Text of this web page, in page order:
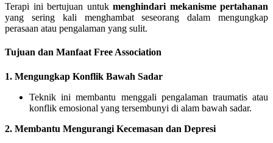
Terapi ini bertujuan untuk menghindari mekanisme pertahanan
yang sering kali menghambat seseorang dalam mengungkap
perasaan atau pengalaman yang sulit.
Tujuan dan Manfaat Free Association
1. Mengungkap Konflik Bawah Sadar
Teknik ini membantu menggali pengalaman traumatis atau
konflik emosional yang tersembunyi di alam bawah sadar.
2. Membantu Mengurangi Kecemasan dan Depresi